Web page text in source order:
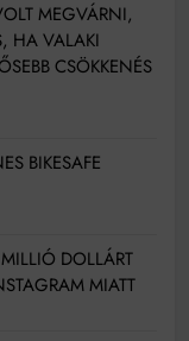
MEGVÁRNI,
HA VALAKI
CSÖKKENÉS
BIKESAFE
DOLLÁRT
MIATT